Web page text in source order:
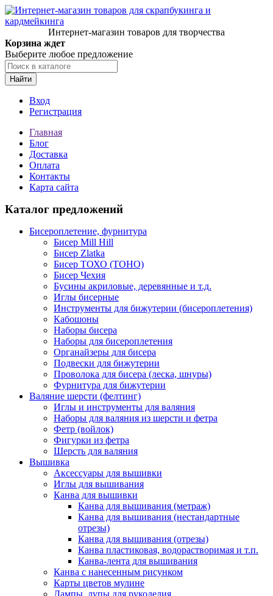
Интернет-магазин товаров для творчества
Корзина ждет
Выберите любое предложение
Найти
Вход
Регистрация
Главная
Блог
Доставка
Оплата
Контакты
Карта сайта
Каталог предложений
Бисероплетение, фурнитура
Бисер Mill Hill
Бисер Zlatka
Бисер ТОХО (TOHO)
Бисер Чехия
Бусины акриловые, деревянные и т.д.
Иглы бисерные
Инструменты для бижутерии (бисероплетения)
Кабошоны
Наборы бисера
Наборы для бисероплетения
Органайзеры для бисера
Подвески для бижутерии
Проволока для бисера (леска, шнуры)
Фурнитура для бижутерии
Валяние шерсти (фелтинг)
Иглы и инструменты для валяния
Наборы для валяния из шерсти и фетра
Фетр (войлок)
Фигурки из фетра
Шерсть для валяния
Вышивка
Аксессуары для вышивки
Иглы для вышивания
Канва для вышивки
Канва для вышивания (метраж)
Канва для вышивания (нестандартные
отрезы)
Канва для вышивания (отрезы)
Канва пластиковая, водорастворимая и т.п.
Канва-лента для вышивания
Канва с нанесенным рисунком
Карты цветов мулине
Лампы, лупы для рукоделия